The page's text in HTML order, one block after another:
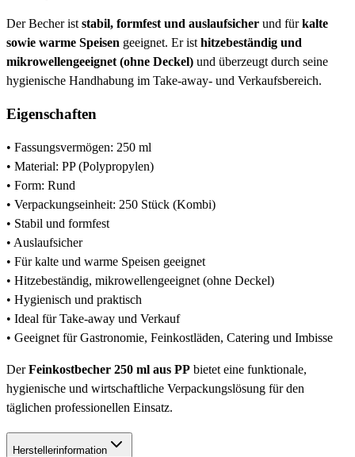
Der Becher ist stabil, formfest und auslaufsicher und fürkalte
sowie warme Speisen geeignet. Er ist hitzebeständig und
mikrowellengeeignet (ohne Deckel) und überzeugt durch seine
hygienische Handhabung im Take-away- und Verkaufsbereich.
Eigenschaften
• Fassungsvermögen: 250 ml
• Material: PP (Polypropylen)
• Form: Rund
• Verpackungseinheit: 250 Stück (Kombi)
• Stabil und formfest
• Auslaufsicher
• Für kalte und warme Speisen geeignet
• Hitzebeständig, mikrowellengeeignet (ohne Deckel)
• Hygienisch und praktisch
• Ideal für Take-away und Verkauf
• Geeignet für Gastronomie, Feinkostläden, Catering und Imbisse
DerFeinkostbecher 250 ml aus PP bietet eine funktionale,
hygienische und wirtschaftliche Verpackungslösung für den
täglichen professionellen Einsatz.
Herstellerinformation